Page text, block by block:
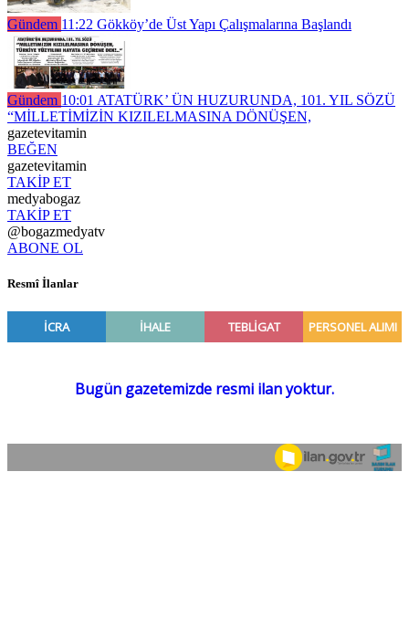
Gündem 11:22 Gökköy’de Üst Yapı Çalışmalarına Başlandı
Gündem 10:01 ATATÜRK’ ÜN HUZURUNDA, 101. YIL SÖZÜ
“MİLLETİMİZİN KIZILELMASINA DÖNÜŞEN,
gazetevitamin
BEĞEN
gazetevitamin
TAKİP ET
medyabogaz
TAKİP ET
@bogazmedyatv
ABONE OL
Resmî İlanlar